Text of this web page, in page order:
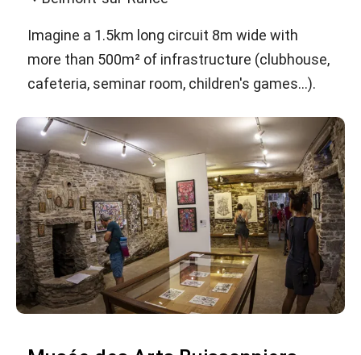
Imagine a 1.5km long circuit 8m wide with
more than 500m² of infrastructure (clubhouse,
cafeteria, seminar room, children's games...).